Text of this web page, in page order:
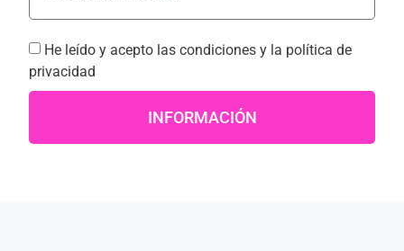
He leído y acepto las condiciones y la política de
privacidad
INFORMACIÓN